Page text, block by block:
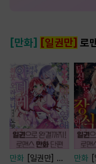
[만화] [일권만] 로
만화
[일권만] 기
만화